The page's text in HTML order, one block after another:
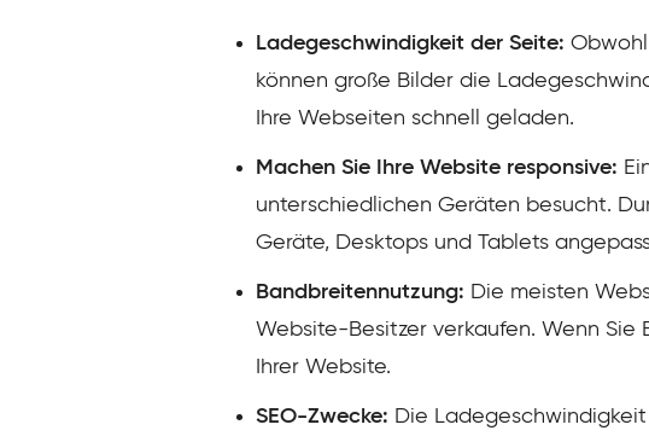
Ladegeschwindigkeit der Seite:
können große Bilder die
Ihre Webseiten schnell geladen.
Machen Sie Ihre Website responsive:
unterschiedlichen Geräten besucht.
Geräte, Desktops und Tablets
Bandbreitennutzung: Die meisten
Website-Besitzer verkaufen. Wenn
Ihrer Website.
SEO-Zwecke: Die